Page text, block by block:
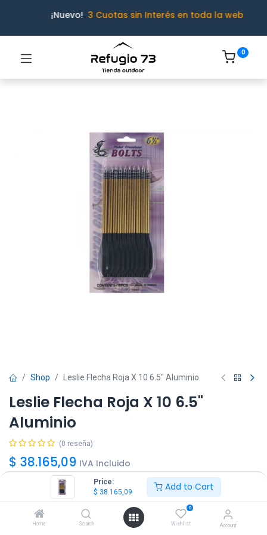
Price:
$ 38.165,09 Add to Cart
Home Search
0
Wishlist Account
¡Nuevo! 3 Cuotas sin Interés en toda la web
0
Shop Leslie Flecha Roja X 10 6.5" Aluminio
Leslie Flecha Roja X 10 6.5"
Aluminio
(0 reseña)
$ 38.165,09 IVA Incluido
Comprar ya!